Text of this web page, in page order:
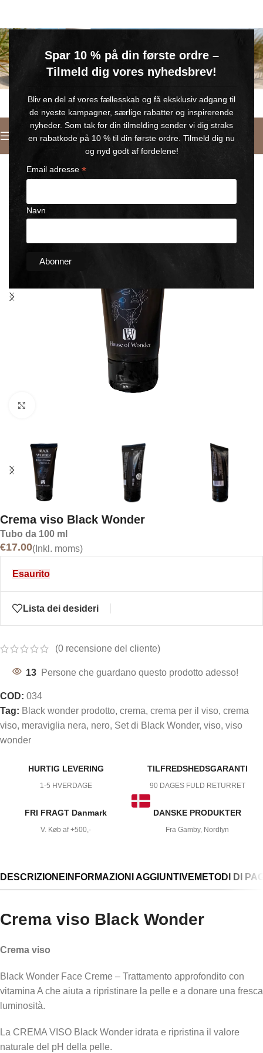
Spar 10 % på din første ordre –
Tilmeld dig vores nyhedsbrev!
Bliv en del af vores fællesskab og få eksklusiv adgang til
de nyeste kampagner, særlige rabatter og inspirerende
nyheder. Som tak for din tilmelding sender vi dig straks
en rabatkode på 10 % til din første ordre. Tilmeld dig nu
og nyd godt af fordelene!
Email adresse *
Navn
Køb for min. 600 kr.
🎁 Gælder til og med d. 9. august
Italiano
Home Crema viso Black Wonder
Crema viso Black Wonder
Tubo da 100 ml
€17.00(Inkl. moms)
Esaurito
Lista dei desideri
(0 recensione del cliente)
13 Persone che guardano questo prodotto adesso!
COD: 034
Tag: Black wonder prodotto, crema, crema per il viso, crema
viso, meraviglia nera, nero, Set di Black Wonder, viso, viso
wonder
HURTIG LEVERING
1-5 HVERDAGE
TILFREDSHEDSGARANTI
90 DAGES FULD RETURRET
FRI FRAGT Danmark
V. Køb af +500,-
DANSKE PRODUKTER
Fra Gamby, Nordfyn
DESCRIZIONE INFORMAZIONI AGGIUNTIVE METODI DI
Crema viso Black Wonder
Crema viso
Black Wonder Face Creme – Trattamento approfondito con
vitamina A che aiuta a ripristinare la pelle e a donare una fresca
luminosità.
La CREMA VISO Black Wonder idrata e ripristina il valore
naturale del pH della pelle.